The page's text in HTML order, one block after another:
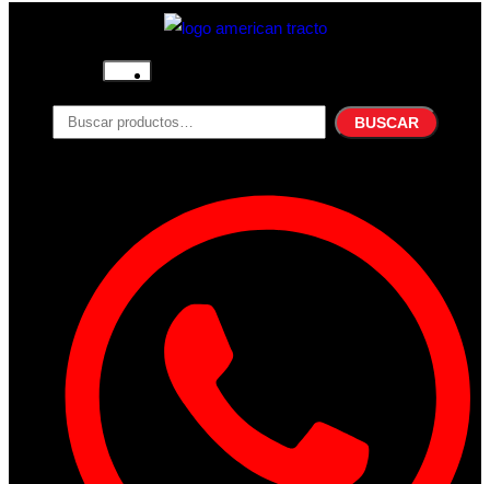
Nosotros
Productos
Refrigerante
Lubricantes
Contacto
Acceder
Iniciar Sesion
Registro
Restablecer la contraseña
BUSCAR